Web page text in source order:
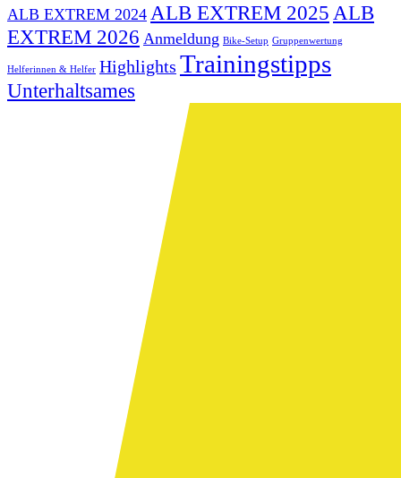
ALB EXTREM 2024 ALB EXTREM 2025ALB
EXTREM 2026 Anmeldung Bike-Setup Gruppenwertung
Helferinnen & Helfer Highlights Trainingstipps
Unterhaltsames